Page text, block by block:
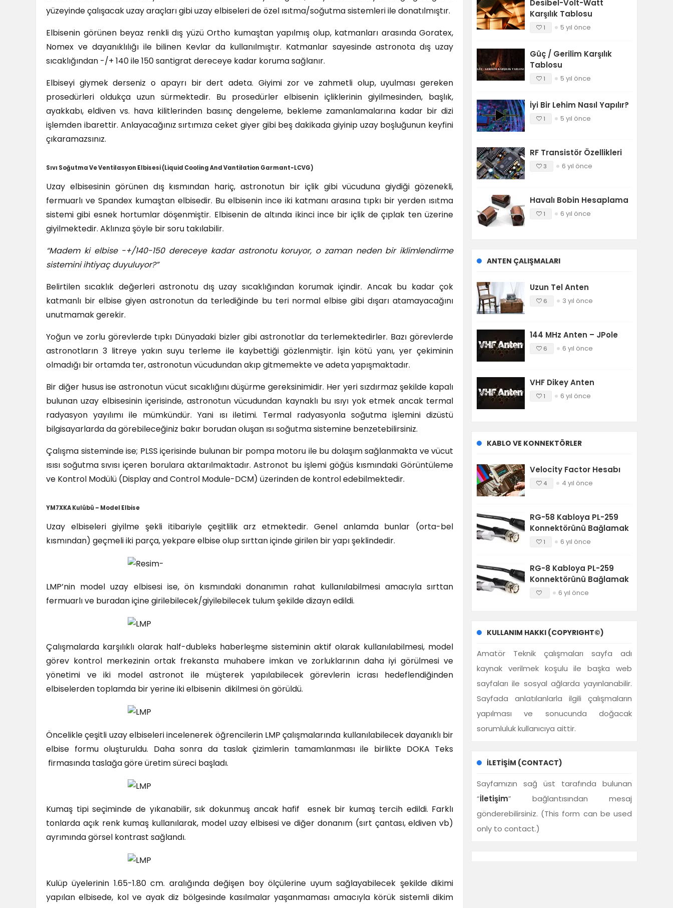
yüzeyinde çalışacak uzay araçları gibi uzay elbiseleri de özel ısıtma/soğutma sistemleri ile donatılmıştır.
Elbisenin görünen beyaz renkli dış yüzü Ortho kumaştan yapılmış olup, katmanları arasında Goratex,
Nomex ve dayanıklılığı ile bilinen Kevlar da kullanılmıştır. Katmanlar sayesinde astronota dış uzay
sıcaklığından -/+ 140 ile 150 santigrat dereceye kadar koruma sağlanır.
Elbiseyi giymek derseniz o apayrı bir dert adeta. Giyimi zor ve zahmetli olup, uyulması gereken
prosedürleri oldukça uzun sürmektedir. Bu prosedürler elbisenin içliklerinin giyilmesinden, başlık,
ayakkabı, eldiven vs. hava kilitlerinden basınç dengeleme, bekleme zamanlamalarına kadar bir dizi
işlemden ibarettir. Anlayacağınız sırtımıza ceket giyer gibi beş dakikada giyinip uzay boşluğunun keyfini
çıkaramazsınız.
Sıvı Soğutma Ve Ventilasyon Elbisesi (Liquid Cooling And Vantilation Garmant-LCVG)
Uzay elbisesinin görünen dış kısmından hariç, astronotun bir içlik gibi vücuduna giydiği gözenekli,
fermuarlı ve Spandex kumaştan elbisedir. Bu elbisenin ince iki katmanı arasına tıpkı bir yerden ısıtma
sistemi gibi esnek hortumlar döşenmiştir. Elbisenin de altında ikinci ince bir içlik de çıplak ten üzerine
giyilmektedir. Aklınıza şöyle bir soru takılabilir.
“Madem ki elbise -+/140-150 dereceye kadar astronotu koruyor, o zaman neden bir iklimlendirme
sistemini ihtiyaç duyuluyor?”
Belirtilen sıcaklık değerleri astronotu dış uzay sıcaklığından korumak içindir. Ancak bu kadar çok
katmanlı bir elbise giyen astronotun da terlediğinde bu teri normal elbise gibi dışarı atamayacağını
unutmamak gerekir.
Yoğun ve zorlu görevlerde tıpkı Dünyadaki bizler gibi astronotlar da terlemektedirler. Bazı görevlerde
astronotların 3 litreye yakın suyu terleme ile kaybettiği gözlenmiştir. İşin kötü yanı, yer çekiminin
olmadığı bir ortamda ter, astronotun vücudundan akıp gitmemekte ve adeta yapışmaktadır.
Bir diğer husus ise astronotun vücut sıcaklığını düşürme gereksinimidir. Her yeri sızdırmaz şekilde kapalı
bulunan uzay elbisesinin içerisinde, astronotun vücudundan kaynaklı bu ısıyı yok etmek ancak termal
radyasyon yayılımı ile mümkündür. Yani ısı iletimi. Termal radyasyonla soğutma işlemini dizüstü
bilgisayarlarda da görebileceğiniz bakır borudan oluşan ısı soğutma sistemine benzetebilirsiniz.
Çalışma sisteminde ise; PLSS içerisinde bulunan bir pompa motoru ile bu dolaşım sağlanmakta ve vücut
ısısı soğutma sıvısı içeren borulara aktarılmaktadır. Astronot bu işlemi göğüs kısmındaki Görüntüleme
ve Kontrol Modülü (Display and Control Module-DCM) üzerinden de kontrol edebilmektedir.
YM7XKA Kulübü – Model Elbise
Uzay elbiseleri giyilme şekli itibariyle çeşitlilik arz etmektedir. Genel anlamda bunlar (orta-bel
kısmından) geçmeli iki parça, yekpare elbise olup sırttan içinde girilen bir yapı şeklindedir.
LMP’nin model uzay elbisesi ise, ön kısmındaki donanımın rahat kullanılabilmesi amacıyla sırttan
fermuarlı ve buradan içine girilebilecek/giyilebilecek tulum şekilde dizayn edildi.
Çalışmalarda karşılıklı olarak half-dubleks haberleşme sisteminin aktif olarak kullanılabilmesi, model
görev kontrol merkezinin ortak frekansta muhabere imkan ve zorluklarının daha iyi görülmesi ve
yönetimi ve iki model astronot ile müşterek yapılabilecek görevlerin icrası hedeflendiğinden
elbiselerden toplamda bir yerine iki elbisenin dikilmesi ön görüldü.
Öncelikle çeşitli uzay elbiseleri incelenerek öğrencilerin LMP çalışmalarında kullanılabilecek dayanıklı bir
elbise formu oluşturuldu. Daha sonra da taslak çizimlerin tamamlanması ile birlikte DOKA Teks
firmasında taslağa göre üretim süreci başladı.
Kumaş tipi seçiminde de yıkanabilir, sık dokunmuş ancak hafif esnek bir kumaş tercih edildi. Farklı
tonlarda açık renk kumaş kullanılarak, model uzay elbisesi ve diğer donanım (sırt çantası, eldiven vb)
ayrımında görsel kontrast sağlandı.
Kulüp üyelerinin 1.65-1.80 cm. aralığında değişen boy ölçülerine uyum sağlayabilecek şekilde dikimi
yapılan elbisede, kol ve ayak diz bölgesinde kasılmalar yaşanmaması amacıyla körük sistemli dikim
Desibel-Volt-Watt
Karşılık Tablosu
1 5 yıl önce
Güç / Gerilim Karşılık
Tablosu
1 5 yıl önce
İyi Bir Lehim Nasıl Yapılır?
1 5 yıl önce
RF Transistör Özellikleri
3 6 yıl önce
Havalı Bobin Hesaplama
1 6 yıl önce
ANTEN ÇALIŞMALARI
Uzun Tel Anten
6 3 yıl önce
144 MHz Anten – JPole
6 6 yıl önce
VHF Dikey Anten
1 6 yıl önce
KABLO VE KONNEKTÖRLER
Velocity Factor Hesabı
4 4 yıl önce
RG-58 Kabloya PL-259
Konnektörünü Bağlamak
1 6 yıl önce
RG-8 Kabloya PL-259
Konnektörünü Bağlamak
6 yıl önce
KULLANIM HAKKI (COPYRIGHT©)
Amatör Teknik çalışmaları sayfa adı
kaynak verilmek koşulu ile başka web
sayfaları ile sosyal ağlarda yayınlanabilir.
Sayfada anlatılanlarla ilgili çalışmaların
yapılması ve sonucunda doğacak
sorumluluk kullanıcıya aittir.
İLETIŞIM (CONTACT)
Sayfamızın sağ üst tarafında bulunan
“İletişim” bağlantısından mesaj
gönderebilirsiniz. (This form can be used
only to contact.)